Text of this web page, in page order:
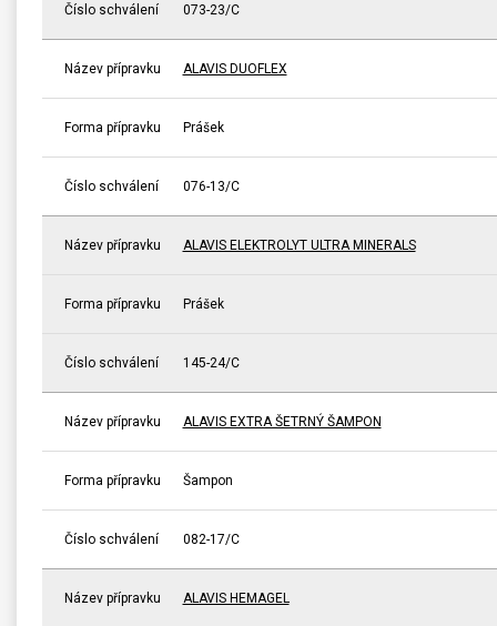
Číslo schválení 073-23/C
Název přípravku ALAVIS DUOFLEX
Forma přípravku Prášek
Číslo schválení 076-13/C
Název přípravku ALAVIS ELEKTROLYT ULTRA MINERALS
Forma přípravku Prášek
Číslo schválení 145-24/C
Název přípravku ALAVIS EXTRA ŠETRNÝ ŠAMPON
Forma přípravku Šampon
Číslo schválení 082-17/C
Název přípravku ALAVIS HEMAGEL